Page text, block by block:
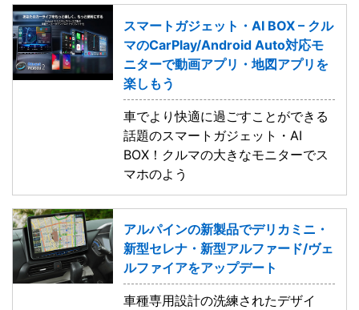
スマートガジェット・AI BOX – クル
マのCarPlay/Android Auto対応モ
ニターで動画アプリ・地図アプリを
楽しもう
車でより快適に過ごすことができる
話題のスマートガジェット・AI
BOX！クルマの大きなモニターでス
マホのよう
アルパインの新製品でデリカミニ・
新型セレナ・新型アルファード/ヴェ
ルファイアをアップデート
車種専用設計の洗練されたデザイ